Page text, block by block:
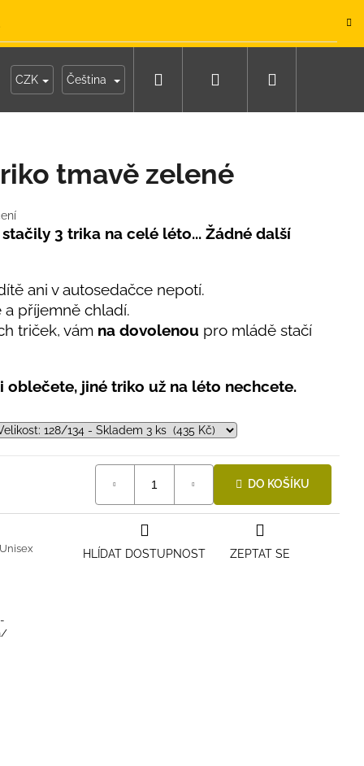
Moje objednávka
CZK Čeština Hledat Přihlášení
tmavě zelené
3 trika na celé léto... Žádné další
ani v autosedačce nepotí.
a příjemně chladí.
triček, vám na dovolenou pro mládě stačí
jiné triko už na léto nechcete.
DO KOŠÍKU
Unisex
ZEPTAT SE
HLÍDAT DOSTUPNOST
NÁMOŘNICKÉ